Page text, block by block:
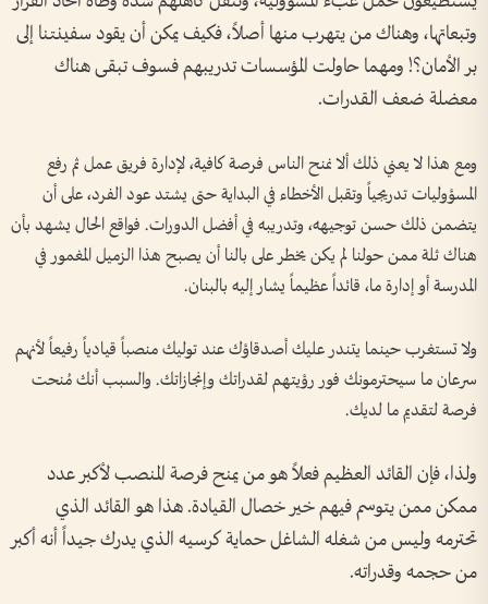
وتبعاتها، وهناك من يتهرب منها أصلاً، فكيف يمكن أن يقود سفينتنا إلى
بر الأمان؟! ومهما حاولت المؤسسات تدريبهم فسوف تبقى هناك
معضلة ضعف القدرات.
ومع هذا لا يعني ذلك ألا نمنح الناس فرصة كافية، لإدارة فريق عمل ثم رفع
المسؤوليات تدريجياً وتقبل الأخطاء في البداية حتى يشتد عود الفرد، على أن
يتضمن ذلك حسن توجيهه، وتدريبه في أفضل الدورات. فواقع الحال يشهد بأن
هناك ثلة ممن حولنا لم يكن يخطر على بالنا أن يصبح هذا الزميل المغمور في
المدرسة أو إدارة ما، قائداً عظيماً يشار إليه بالبنان.
ولا تستغرب حينما يتندر عليك أصدقاؤك عند توليك منصباً قيادياً رفيعاً لأنهم
سرعان ما سيحترمونك فور رؤيتهم لقدراتك وإنجازاتك. والسبب أنك مُنحت
فرصة لتقديم ما لديك.
ولذا، فإن القائد العظيم فعلاً هو من يمنح فرصة المنصب لأكبر عدد
ممكن ممن يتوسم فيهم خير خصال القيادة. هذا هو القائد الذي
تحترمه وليس من شغله الشاغل حماية كرسيه الذي يدرك جيداً أنه أكبر
من حجمه وقدراته.